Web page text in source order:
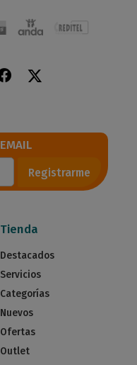
Registrarme
Tienda
Destacados
Servicios
Categorías
Nuevos
Ofertas
Outlet